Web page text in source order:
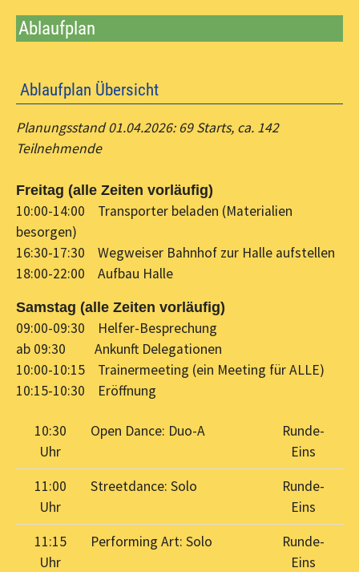
Ablaufplan
Ablaufplan Übersicht
Planungsstand 01.04.2026: 69 Starts, ca. 142
Teilnehmende
Freitag (alle Zeiten vorläufig)
10:00-14:00 Transporter beladen (Materialien
besorgen)
16:30-17:30 Wegweiser Bahnhof zur Halle aufstellen
18:00-22:00 Aufbau Halle
Samstag (alle Zeiten vorläufig)
09:00-09:30 Helfer-Besprechung
ab 09:30 Ankunft Delegationen
10:00-10:15 Trainermeeting (ein Meeting für ALLE)
10:15-10:30 Eröffnung
10:30
Uhr
Open Dance: Duo-A
Runde-
Eins
11:00
Uhr
Streetdance: Solo
Runde-
Eins
11:15
Uhr
Performing Art: Solo
Runde-
Eins